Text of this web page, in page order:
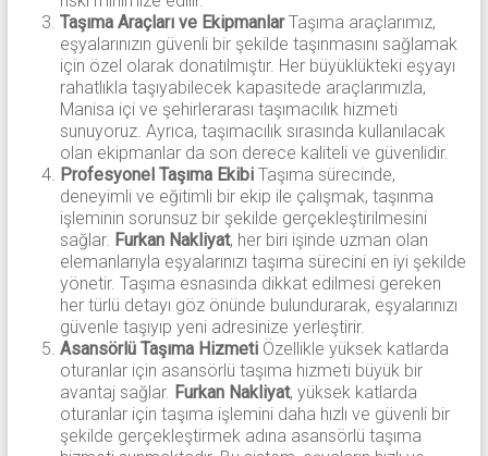
Taşıma Araçları ve EkipmanlarTaşıma araçlarımız,
eşyalarınızın güvenli bir şekilde taşınmasını sağlamak
için özel olarak donatılmıştır. Her büyüklükteki eşyayı
rahatlıkla taşıyabilecek kapasitede araçlarımızla,
Manisa içi ve şehirlerarası taşımacılık hizmeti
sunuyoruz. Ayrıca, taşımacılık sırasında kullanılacak
olan ekipmanlar da son derece kaliteli ve güvenlidir.
Profesyonel Taşıma EkibiTaşıma sürecinde,
deneyimli ve eğitimli bir ekip ile çalışmak, taşınma
işleminin sorunsuz bir şekilde gerçekleştirilmesini
sağlar. Furkan Nakliyat, her biri işinde uzman olan
elemanlarıyla eşyalarınızı taşıma sürecini en iyi şekilde
yönetir. Taşıma esnasında dikkat edilmesi gereken
her türlü detayı göz önünde bulundurarak, eşyalarınızı
güvenle taşıyıp yeni adresinize yerleştirir.
Asansörlü Taşıma HizmetiÖzellikle yüksek katlarda
oturanlar için asansörlü taşıma hizmeti büyük bir
avantaj sağlar. Furkan Nakliyat, yüksek katlarda
oturanlar için taşıma işlemini daha hızlı ve güvenli bir
şekilde gerçekleştirmek adına asansörlü taşıma